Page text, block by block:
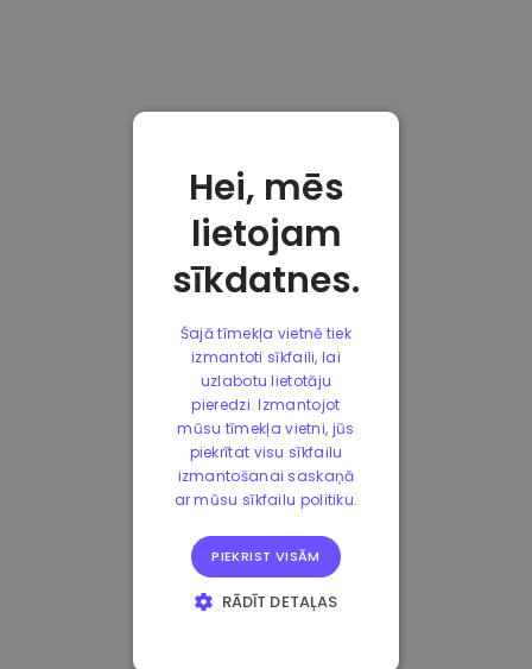
Hei, mēs
lietojam
sīkdatnes.
Šajā tīmekļa vietnē tiek
izmantoti sīkfaili, lai
uzlabotu lietotāju
pieredzi. Izmantojot
mūsu tīmekļa vietni, jūs
piekrītat visu sīkfailu
izmantošanai saskaņā
ar mūsu sīkfailu politiku.
PIEKRIST VISĀM
RĀDĪT DETAĻAS